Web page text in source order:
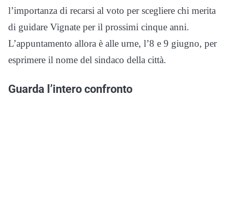
l’importanza di recarsi al voto per scegliere chi merita
di guidare Vignate per il prossimi cinque anni.
L’appuntamento allora è alle urne, l’8 e 9 giugno, per
esprimere il nome del sindaco della città.
Guarda l’intero confronto